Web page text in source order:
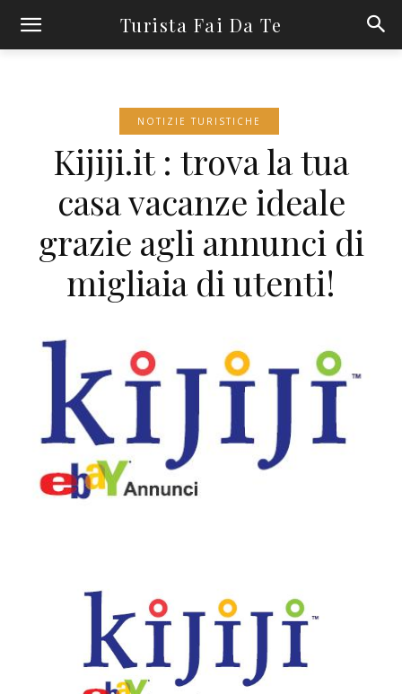
Turista Fai Da Te
NOTIZIE TURISTICHE
Kijiji.it : trova la tua
casa vacanze ideale
grazie agli annunci di
migliaia di utenti!